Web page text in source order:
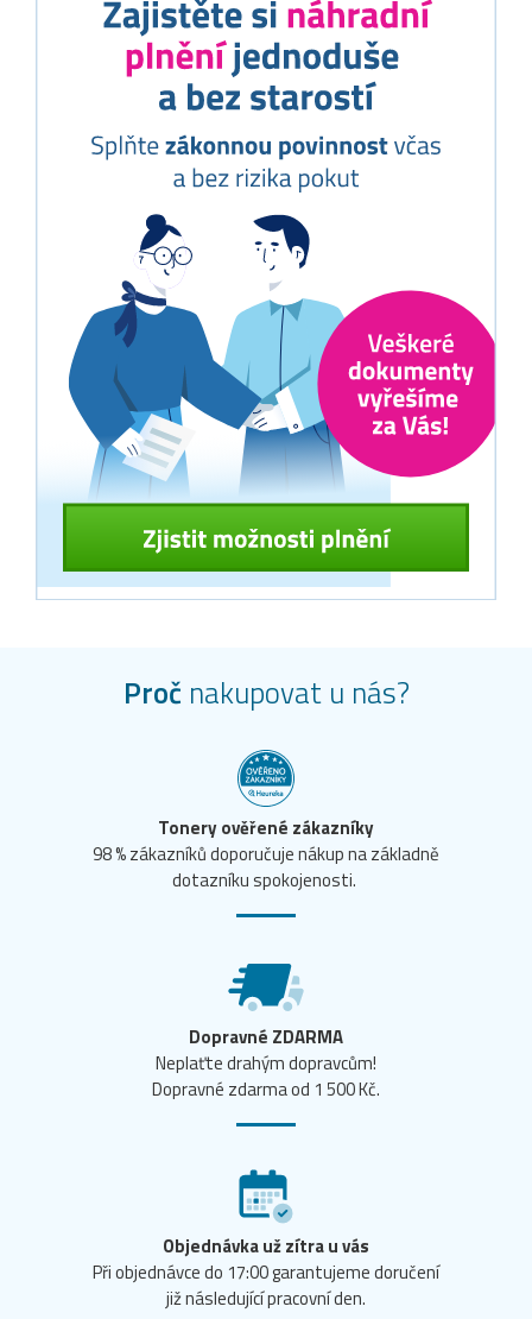
Proč nakupovat u nás?
Tonery ověřené zákazníky
98 % zákazníků doporučuje nákup na základně
dotazníku spokojenosti.
Dopravné ZDARMA
Neplaťte drahým dopravcům!
Dopravné zdarma od 1 500 Kč.
Objednávka už zítra u vás
Při objednávce do 17:00 garantujeme doručení
již následující pracovní den.